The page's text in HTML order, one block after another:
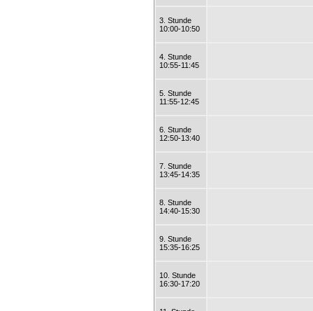
3. Stunde
10:00-10:50
4. Stunde
10:55-11:45
5. Stunde
11:55-12:45
6. Stunde
12:50-13:40
7. Stunde
13:45-14:35
8. Stunde
14:40-15:30
9. Stunde
15:35-16:25
10. Stunde
16:30-17:20